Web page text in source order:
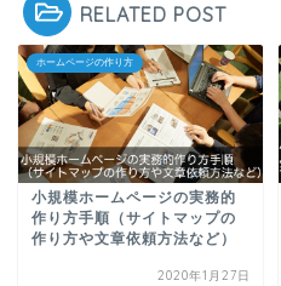
RELATED POST
ホームページの作り方
小規模ホームページの実務的
作り方手順（サイトマップの
作り方や文章依頼方法など）
2020年1月27日